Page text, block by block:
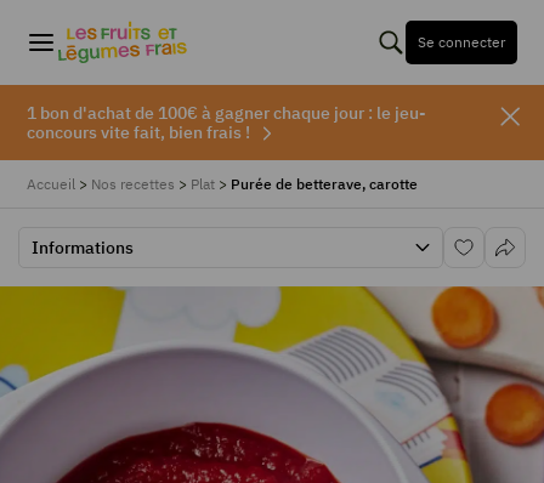
Se connecter
1 bon d'achat de 100€ à gagner chaque jour : le jeu-
concours vite fait, bien frais !
Accueil > Nos recettes > Plat > Purée de betterave, carotte
Informations